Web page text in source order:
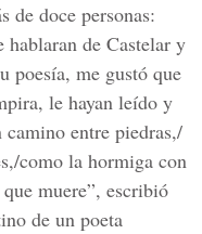
de doce personas:
hablaran de Castelar y
poesía, me gustó que
le hayan leído y
entre piedras,/
como la hormiga con
muere”, escribió
de un poeta